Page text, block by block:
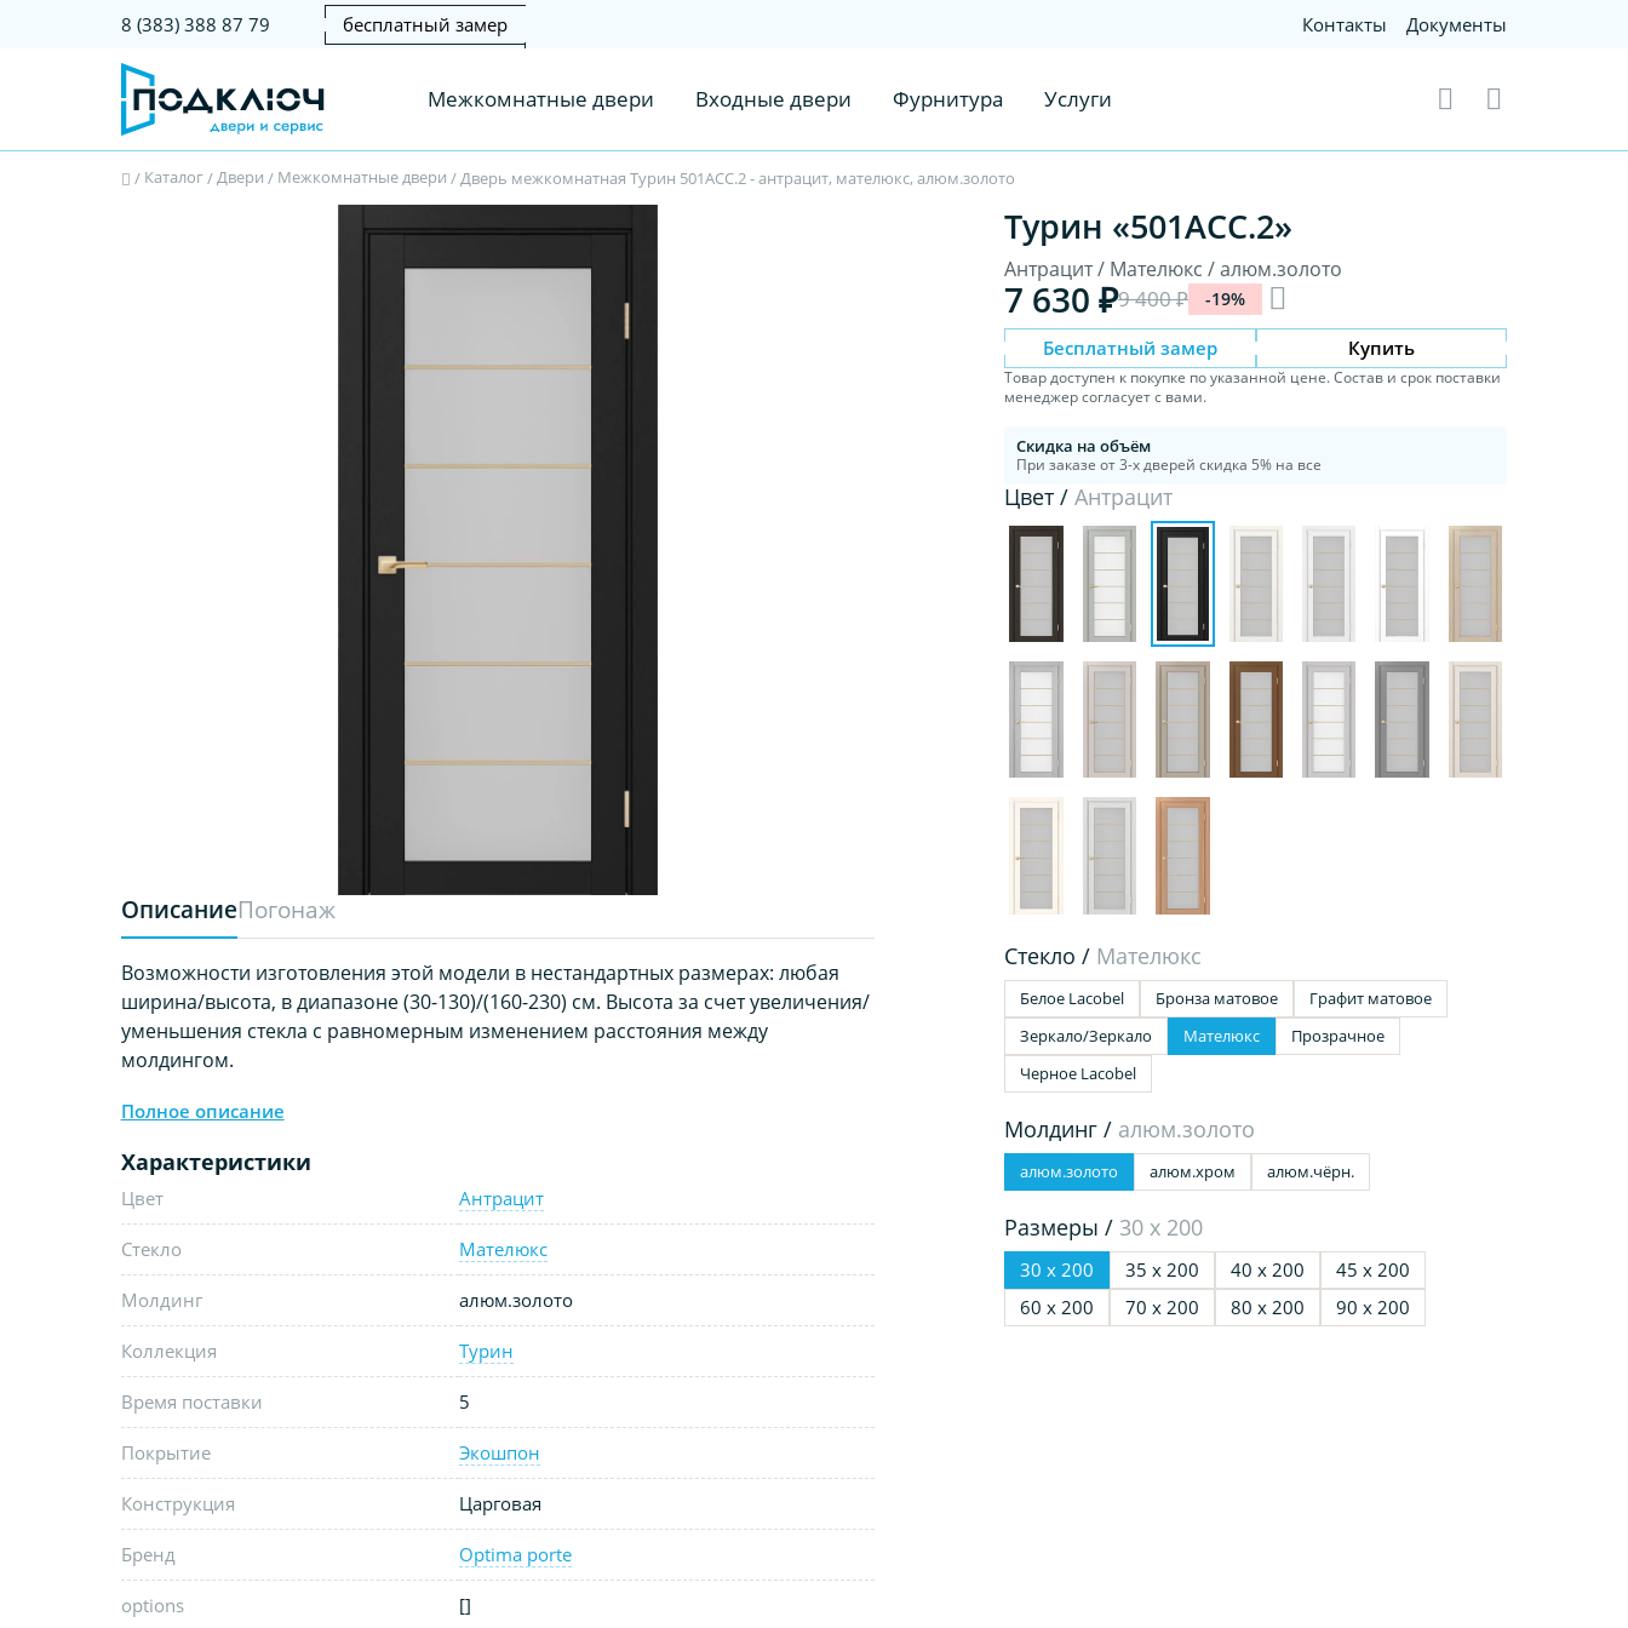
8 (383) 388 87 79 бесплатный замер Контакты Документы
Межкомнатные двери Входные двери Фурнитура Услуги
/ Каталог/Двери / Межкомнатные двери /Дверь межкомнатная Турин 501АСС.2 - антрацит, мателюкс, алюм.золото
ОписаниеПогонаж
Возможности изготовления этой модели в нестандартных размерах: любая
ширина/высота, в диапазоне (30-130)/(160-230) см. Высота за счет увеличения/
уменьшения стекла с равномерным изменением расстояния между
молдингом.
Полное описание
Характеристики
Цвет Антрацит
Стекло Мателюкс
Молдинг алюм.золото
Коллекция Турин
Время поставки 5
Покрытие Экошпон
Конструкция Царговая
Бренд Optima porte
options []
Турин «501АСС.2»
Антрацит / Мателюкс / алюм.золото
7 630 ₽9 400 ₽ -19%
Бесплатный замер Купить
Товар доступен к покупке по указанной цене. Состав и срок поставки
менеджер согласует с вами.
Скидка на объём
При заказе от 3-х дверей скидка 5% на все
Цвет /Антрацит
Стекло / Мателюкс
Белое Lacobel Бронза матовое
Графит матовое
Зеркало/Зеркало
Мателюкс
Прозрачное
Черное Lacobel
Молдинг / алюм.золото
алюм.золото алюм.хром алюм.чёрн.
Размеры / 30 х 200
30 х 200 35 х 200 40 х 200
45 х 200
60 х 200
70 х 200 80 х 200 90 х 200